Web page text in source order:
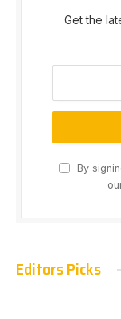
Get the
By
Editors Picks